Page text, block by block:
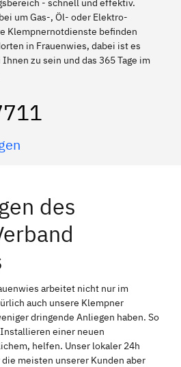
um Gas-, Öl- oder Elektro-
Klempnernotdienste befinden
in Frauenwies, dabei ist es
zu sein und das 365 Tage im
des
arbeitet nicht nur im
auch unsere Klempner
dringende Anliegen haben. So
einer neuen
helfen. Unser lokaler 24h
meisten unserer Kunden aber